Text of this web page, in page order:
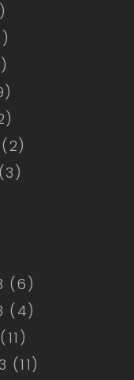
(6)
(4)
(11)